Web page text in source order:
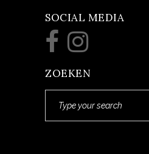
SOCIAL MEDIA
ZOEKEN